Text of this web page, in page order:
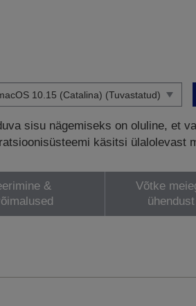
sisu nägemiseks on oluline, et
käsitsi ülalolevast
&
Võtke
ühendust